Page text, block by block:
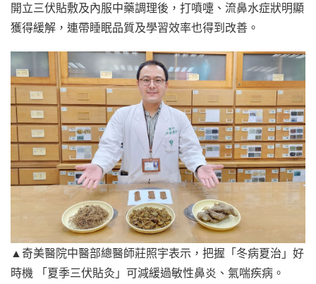
開立三伏貼敷及內服中藥調理後，打噴嚏、流鼻水症狀明顯
獲得緩解，連帶睡眠品質及學習效率也得到改善。
▲奇美醫院中醫部總醫師莊照宇表示，把握「冬病夏治」好
時機 「夏季三伏貼灸」可減緩過敏性鼻炎、氣喘疾病。